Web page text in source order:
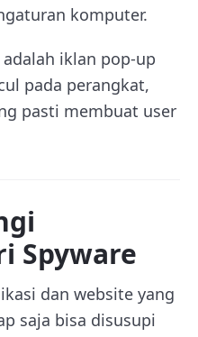
komputer.
iklan pop-up
pada perangkat,
pasti membuat user
Spyware
dan website yang
saja bisa disusupi